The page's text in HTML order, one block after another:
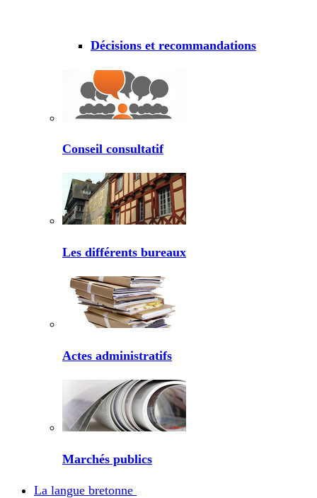
Décisions et recommandations
Conseil consultatif
Les différents bureaux
Actes administratifs
Marchés publics
La langue bretonne